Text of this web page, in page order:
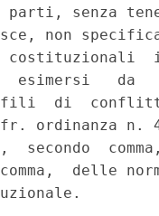
senza
non
costituzionali
esimersi   da
di
ordinanza n.
secondo
delle